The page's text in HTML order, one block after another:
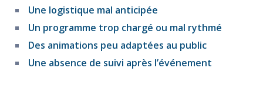
Une logistique mal anticipée
Un programme trop chargé ou mal rythmé
Des animations peu adaptées au public
Une absence de suivi après l’événement